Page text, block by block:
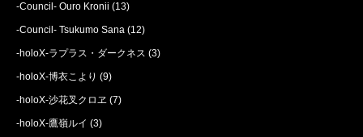
-Council- Ouro Kronii (13)
-Council- Tsukumo Sana (12)
-holoX-ラプラス・ダークネス (3)
-holoX-博衣こより (9)
-holoX-沙花叉クロヱ (7)
-holoX-鷹嶺ルイ (3)